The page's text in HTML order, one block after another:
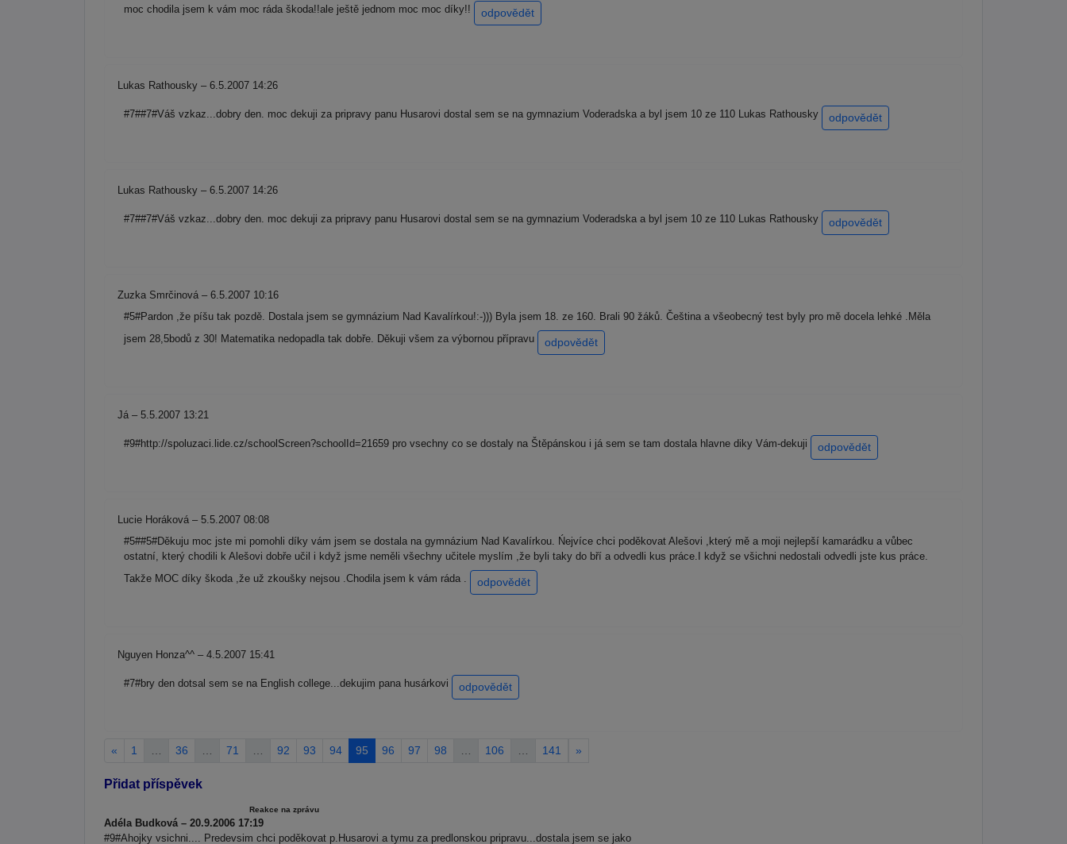
moc chodila jsem k vám moc ráda škoda!!ale ještě jednom moc moc díky!!
odpovědět
Lukas Rathousky – 6.5.2007 14:26
#7##7#Váš vzkaz...dobry den. moc dekuji za pripravy panu Husarovi dostal sem se na gymnazium Voderadska a byl jsem 10 ze 110 Lukas Rathousky odpovědět
Lukas Rathousky – 6.5.2007 14:26
#7##7#Váš vzkaz...dobry den. moc dekuji za pripravy panu Husarovi dostal sem se na gymnazium Voderadska a byl jsem 10 ze 110 Lukas Rathousky odpovědět
Zuzka Smrčinová – 6.5.2007 10:16
#5#Pardon ,že píšu tak pozdě. Dostala jsem se gymnázium Nad Kavalírkou!:-))) Byla jsem 18. ze 160. Brali 90 žáků. Čeština a všeobecný test byly pro mě docela lehké .Měla
jsem 28,5bodů z 30! Matematika nedopadla tak dobře. Děkuji všem za výbornou přípravu
odpovědět
Já – 5.5.2007 13:21
#9#http://spoluzaci.lide.cz/schoolScreen?schoolId=21659 pro vsechny co se dostaly na Štěpánskou i já sem se tam dostala hlavne diky Vám-dekuji odpovědět
Lucie Horáková – 5.5.2007 08:08
#5##5#Děkuju moc jste mi pomohli díky vám jsem se dostala na gymnázium Nad Kavalírkou. Ńejvíce chci poděkovat Alešovi ,který mě a moji nejlepší kamarádku a vůbec
ostatní, který chodili k Alešovi dobře učil i když jsme neměli všechny učitele myslím ,že byli taky do bří a odvedli kus práce.I když se všichni nedostali odvedli jste kus práce.
Takže MOC díky škoda ,že už zkoušky nejsou .Chodila jsem k vám ráda .
odpovědět
Nguyen Honza^^ – 4.5.2007 15:41
#7#bry den dotsal sem se na English college...dekujim pana husárkovi odpovědět
« 1 36 71 92 93 94 95 96 97 98 106 141 »
Přidat příspěvek
Reakce na zprávu
Adéla Budková – 20.9.2006 17:19
#9#Ahojky vsichni.... Predevsim chci poděkovat p.Husarovi a tymu za predlonskou pripravu...dostala jsem se jako